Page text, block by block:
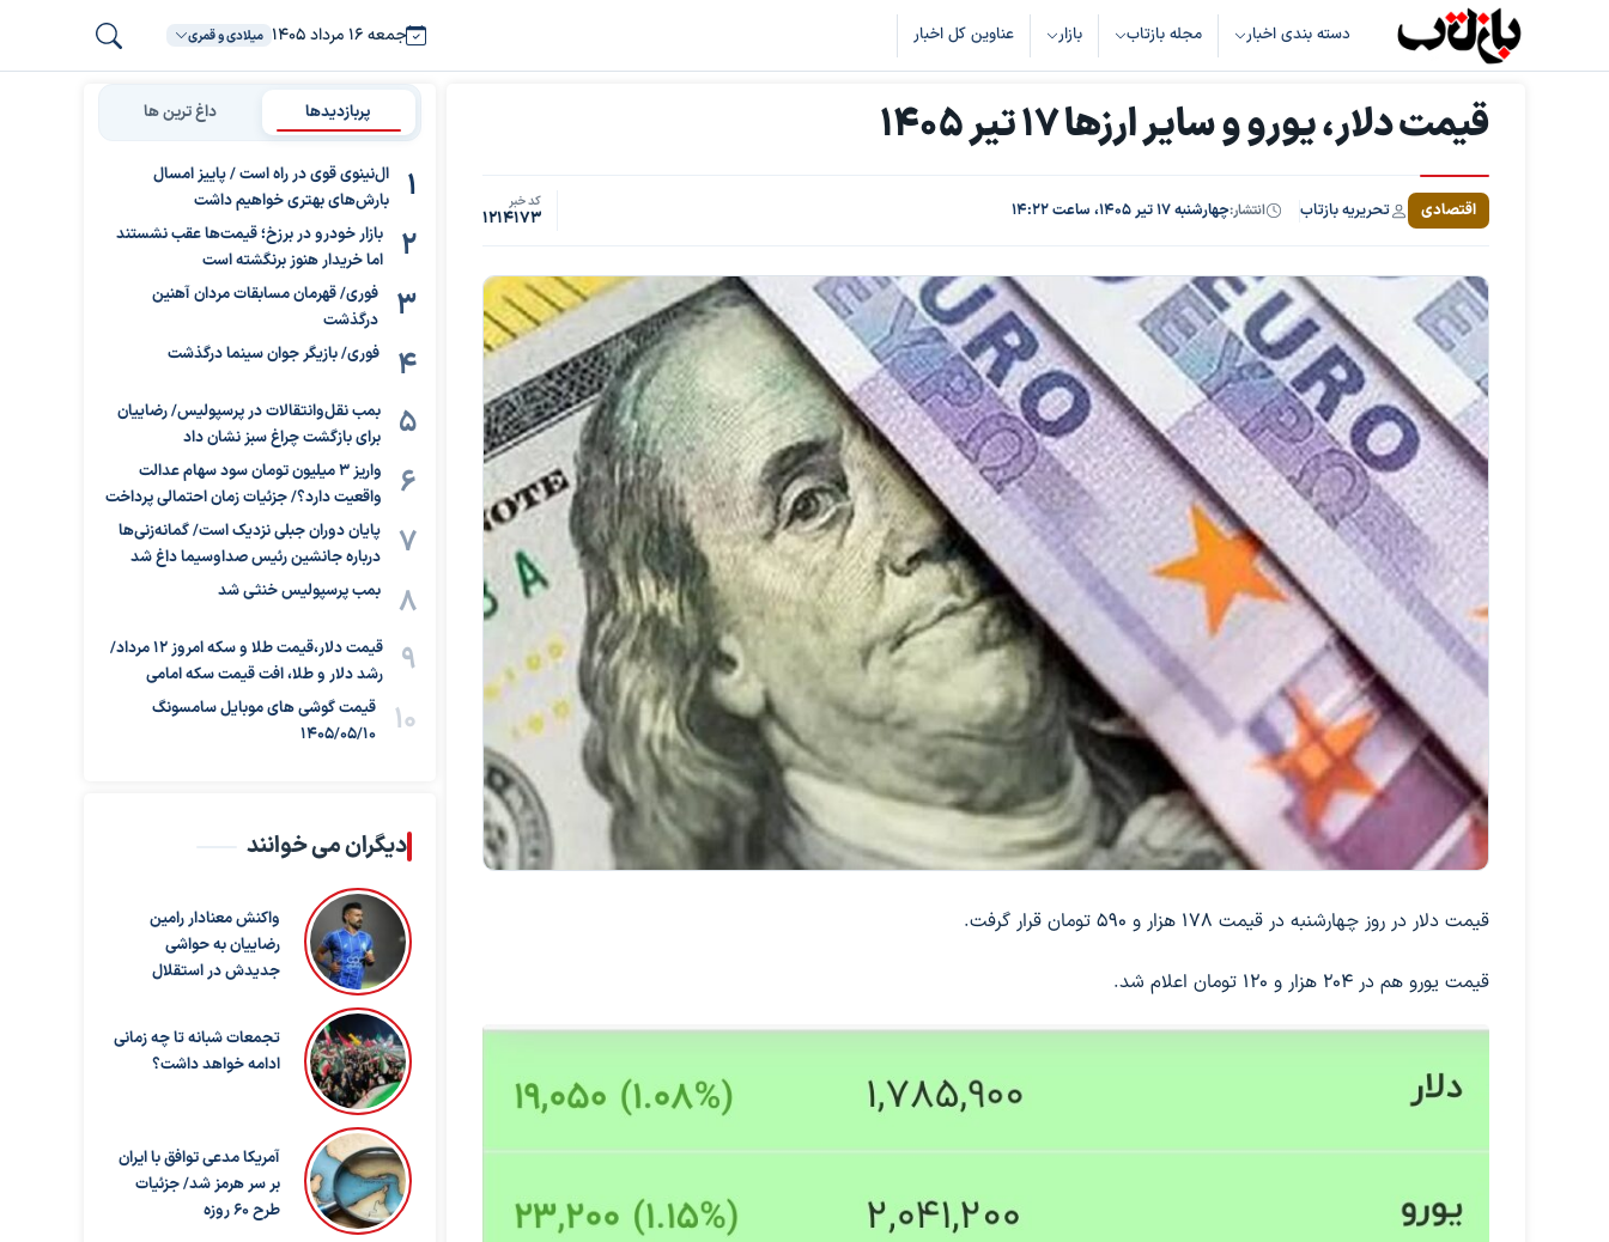
دسته بندی اخبار مجله بازتاب بازار عناوین کل اخبار جمعه ۱۶ مرداد ۱۴۰۵ میلادی و قمری
قیمت دلار، یورو و سایر ارزها ۱۷ تیر ۱۴۰۵
اقتصادی تحریریه بازتاب انتشار:چهارشنبه ۱۷ تیر ۱۴۰۵، ساعت ۱۴:۲۲ کد خبر
1214173
قیمت دلار در روز چهارشنبه در قیمت ۱۷۸ هزار و ۵۹۰ تومان قرار گرفت.
قیمت یورو هم در ۲۰۴ هزار و ۱۲۰ تومان اعلام شد.
پربازدیدها داغ ترین ها
ال‌نینوی قوی در راه است / پاییز امسال
بارش‌های بهتری خواهیم داشت
بازار خودرو در برزخ؛ قیمت‌ها عقب نشستند
اما خریدار هنوز برنگشته است
فوری/ قهرمان مسابقات مردان آهنین
درگذشت
فوری/ بازیگر جوان سینما درگذشت
بمب نقل‌وانتقالات در پرسپولیس/ رضاییان
برای بازگشت چراغ سبز نشان داد
واریز ۳ میلیون تومان سود سهام عدالت
واقعیت دارد؟/ جزئیات زمان احتمالی پرداخت
پایان دوران جبلی نزدیک است/ گمانه‌زنی‌ها
درباره جانشین رئیس صداوسیما داغ شد
بمب پرسپولیس خنثی شد
قیمت دلار،قیمت طلا و سکه امروز ۱۲ مرداد/
رشد دلار و طلا، افت قیمت سکه امامی
قیمت گوشی های موبایل سامسونگ
1405/05/10
دیگران می خوانند
واکنش معنادار رامین
رضاییان به حواشی
جدیدش در استقلال
تجمعات شبانه تا چه زمانی
ادامه خواهد داشت؟
آمریکا مدعی توافق با ایران
بر سر هرمز شد/ جزئیات
طرح ۶۰ روزه